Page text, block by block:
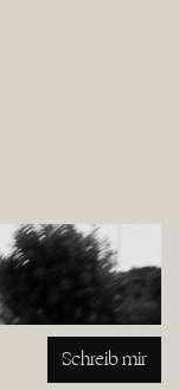
Schreib mir